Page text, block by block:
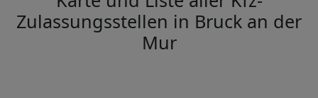
Zulassungsstellen in Bruck an der
Mur